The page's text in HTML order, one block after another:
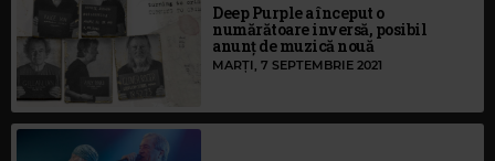
Deep Purple a început o
numărătoare inversă, posibil
anunț de muzică nouă
MARȚI, 7 SEPTEMBRIE 2021